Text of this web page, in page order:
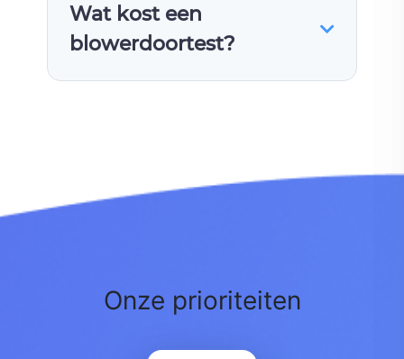
Wat kost een
blowerdoortest?
Onze prioriteiten